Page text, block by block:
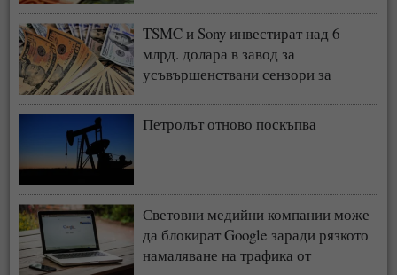
TSMC и Sony инвестират над 6
млрд. долара в завод за
усъвършенствани сензори за
Петролът отново поскъпва
Световни медийни компании може
да блокират Google заради рязкото
намаляване на трафика от